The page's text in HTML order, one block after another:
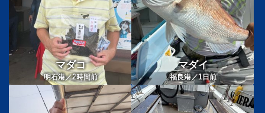
マダコ
明石港／2時間前
マダイ
福良港／1 日前